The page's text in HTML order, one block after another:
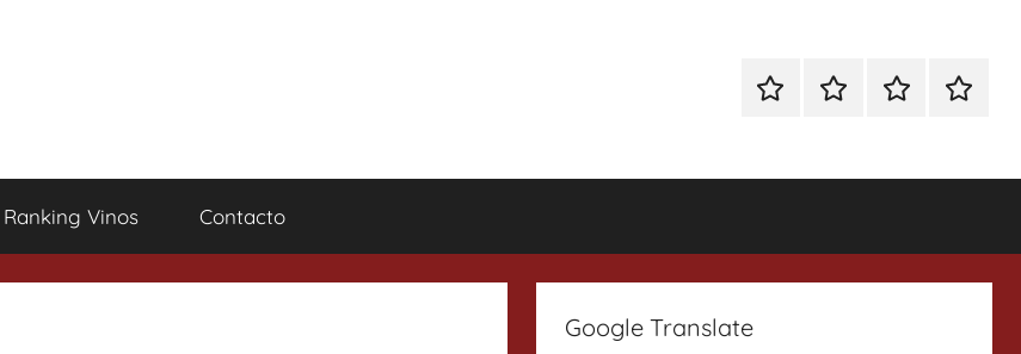
EspecialEnoturismoRanking
Ranking Vinos Contacto
Google Translate